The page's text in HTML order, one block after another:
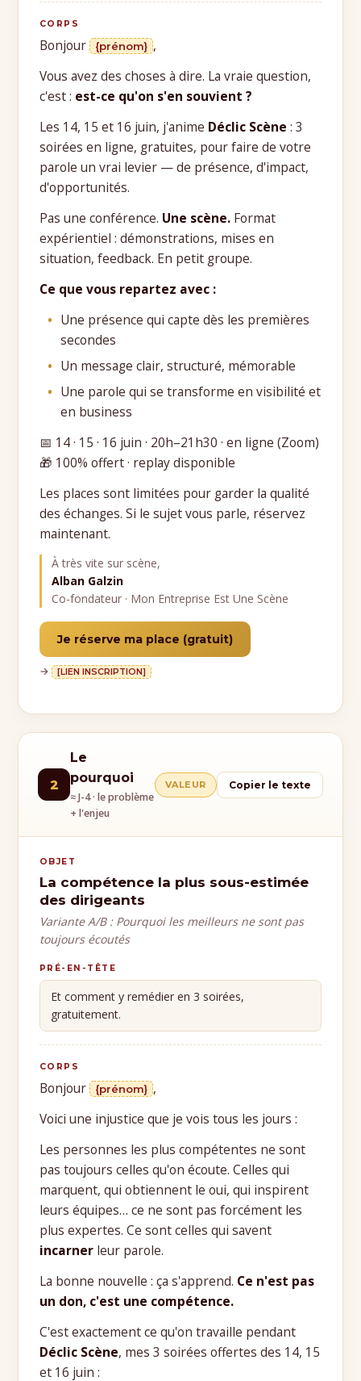
CORPS
Bonjour {prénom} ,
Vous avez des choses à dire. La vraie question,
c'est : est-ce qu'on s'en souvient ?
Les 14, 15 et 16 juin, j'anime Déclic Scène : 3
soirées en ligne, gratuites, pour faire de votre
parole un vrai levier — de présence, d'impact,
d'opportunités.
Pas une conférence. Une scène. Format
expérientiel : démonstrations, mises en
situation, feedback. En petit groupe.
Ce que vous repartez avec :
Une présence qui capte dès les premières
secondes
Un message clair, structuré, mémorable
Une parole qui se transforme en visibilité et
en business
📅 14 · 15 · 16 juin · 20h–21h30 · en ligne (Zoom)
🎁 100% offert · replay disponible
Les places sont limitées pour garder la qualité
des échanges. Si le sujet vous parle, réservez
maintenant.
À très vite sur scène,
Alban Galzin
Co-fondateur · Mon Entreprise Est Une Scène
Je réserve ma place (gratuit)
→ [LIEN INSCRIPTION]
2
Le
pourquoi
≈ J-4 · le problème
+ l'enjeu
VALEUR Copier le texte
OBJET
La compétence la plus sous-estimée
des dirigeants
Variante A/B : Pourquoi les meilleurs ne sont pas
toujours écoutés
PRÉ-EN-TÊTE
Et comment y remédier en 3 soirées,
gratuitement.
CORPS
Bonjour {prénom} ,
Voici une injustice que je vois tous les jours :
Les personnes les plus compétentes ne sont
pas toujours celles qu'on écoute. Celles qui
marquent, qui obtiennent le oui, qui inspirent
leurs équipes… ce ne sont pas forcément les
plus expertes. Ce sont celles qui savent
incarner leur parole.
La bonne nouvelle : ça s'apprend. Ce n'est pas
un don, c'est une compétence.
C'est exactement ce qu'on travaille pendant
Déclic Scène, mes 3 soirées offertes des 14, 15
et 16 juin :